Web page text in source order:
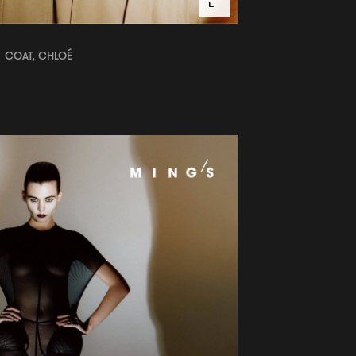
COAT, CHLOÉ